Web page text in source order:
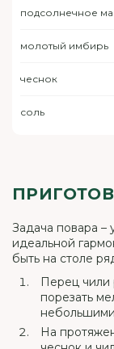
подсолнечное
молотый имбирь
чеснок
соль
Задача повара –
идеальной
быть на столе
Перец чили
порезать
На